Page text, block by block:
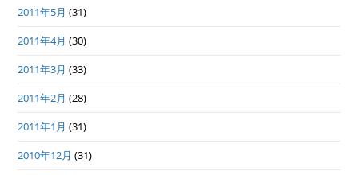
2011年5月 (31)
2011年4月 (30)
2011年3月 (33)
2011年2月 (28)
2011年1月 (31)
2010年12月 (31)